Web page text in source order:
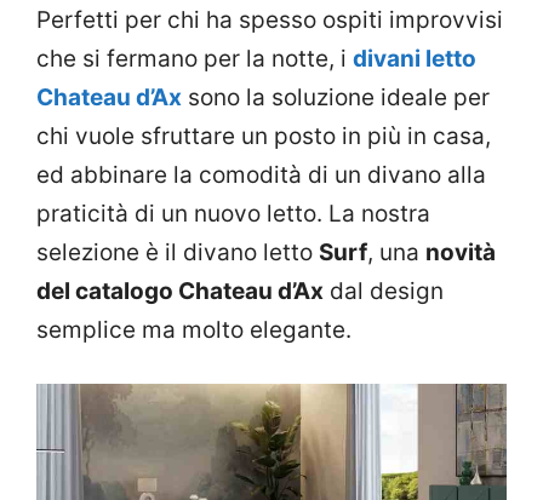
Perfetti per chi ha spesso ospiti improvvisi
che si fermano per la notte, i divani letto
Chateau d’Ax sono la soluzione ideale per
chi vuole sfruttare un posto in più in casa,
ed abbinare la comodità di un divano alla
praticità di un nuovo letto. La nostra
selezione è il divano letto Surf, una novità
del catalogo Chateau d’Ax dal design
semplice ma molto elegante.